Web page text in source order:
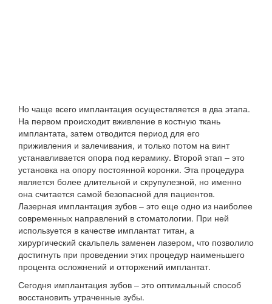
Но чаще всего имплантация осуществляется в два этапа.
На первом происходит вживление в костную ткань
имплантата, затем отводится период для его
приживления и залечивания, и только потом на винт
устанавливается опора под керамику. Второй этап – это
установка на опору постоянной коронки. Эта процедура
является более длительной и скрупулезной, но именно
она считается самой безопасной для пациентов.
Лазерная имплантация зубов – это еще одно из наиболее
современных направлений в стоматологии. При ней
используется в качестве имплантат титан, а
хирургический скальпель заменен лазером, что позволило
достигнуть при проведении этих процедур наименьшего
процента осложнений и отторжений имплантат.
Сегодня имплантация зубов – это оптимальный способ
восстановить утраченные зубы.